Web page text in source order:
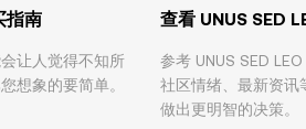
指南
让人觉得不知所
想象的要简单。
查看 UNUS SED
参考 UNUS SED
社区情绪、最新资讯
做出更明智的决策。